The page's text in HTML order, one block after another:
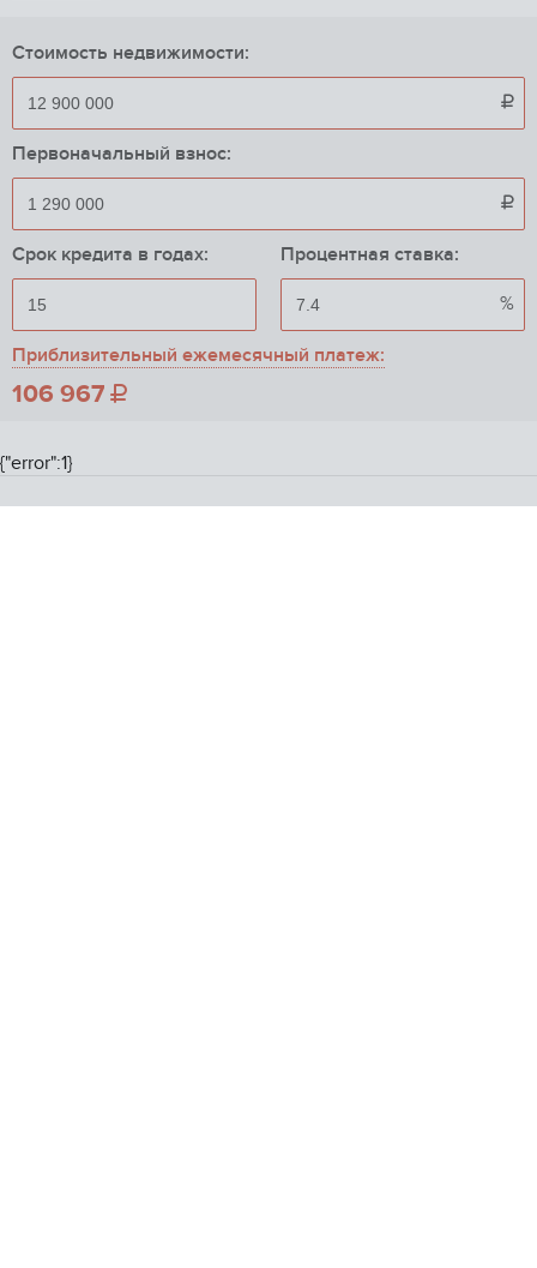
Стоимость недвижимости:

Первоначальный взнос:

Срок кредита в годах: Процентная ставка:
%
Приблизительный ежемесячный платеж:
106 967 
{"error":1}